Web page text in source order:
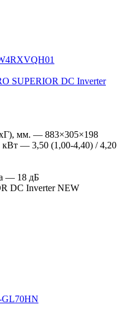
SUPERIOR DC Inverter
мм. — 883×305×198
кВт — 3,50 (1,00-4,40) / 4,20
— 18 дБ
DC Inverter NEW